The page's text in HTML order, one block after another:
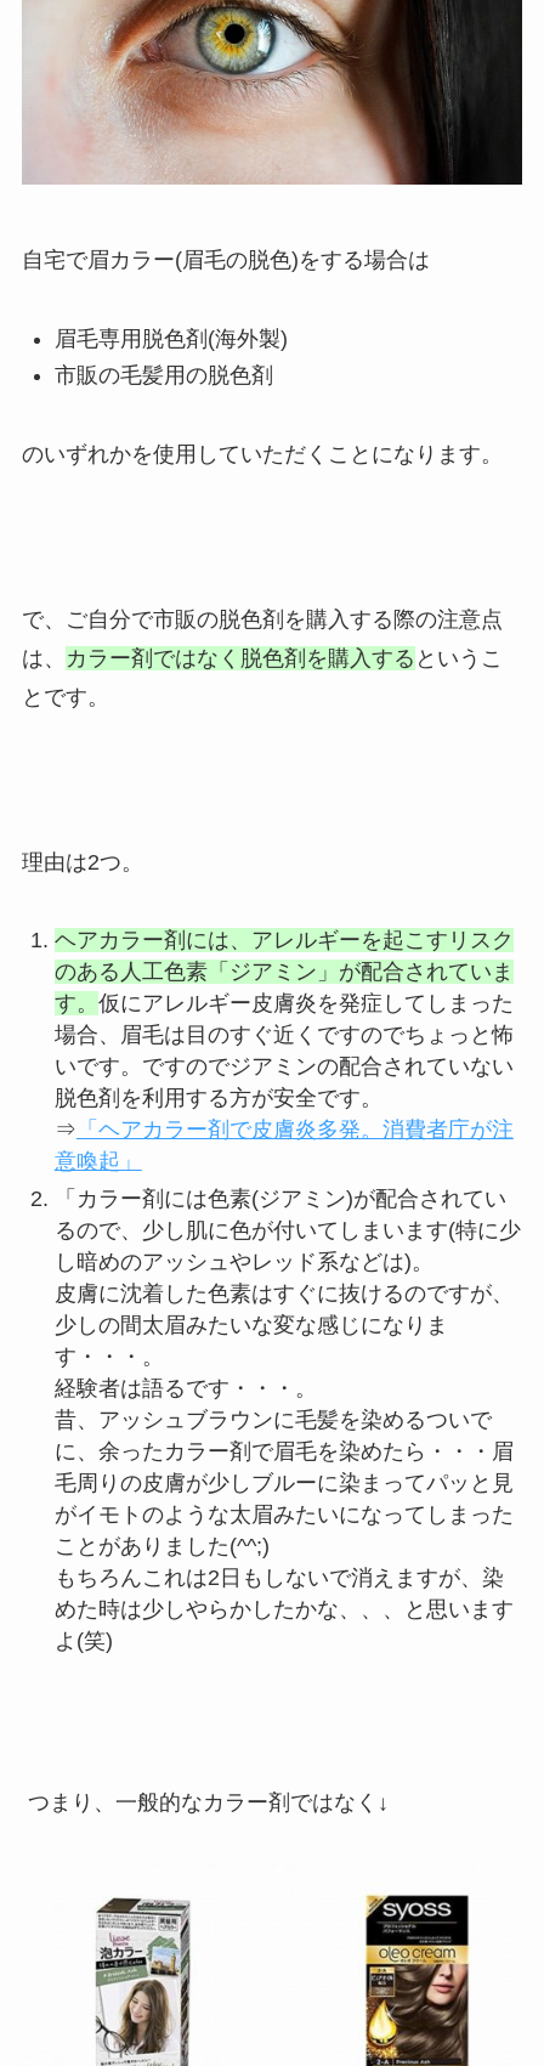
自宅で眉カラー(眉毛の脱色)をする場合は
眉毛専用脱色剤(海外製)
市販の毛髪用の脱色剤
のいずれかを使用していただくことになります。
で、ご自分で市販の脱色剤を購入する際の注意点
は、
カラー剤ではなく脱色剤を購入する というこ
とです。
理由は2つ。
ヘアカラー剤には、アレルギーを起こすリスク
のある人工色素「ジアミン」が配合されていま
す。 仮にアレルギー皮膚炎を発症してしまった
場合、眉毛は目のすぐ近くですのでちょっと怖
いです。ですのでジアミンの配合されていない
脱色剤を利用する方が安全です。
⇒ 「ヘアカラー剤で皮膚炎多発。消費者庁が注
意喚起」
「カラー剤には色素(ジアミン)が配合されてい
るので、少し肌に色が付いてしまいます(特に少
し暗めのアッシュやレッド系などは)。
皮膚に沈着した色素はすぐに抜けるのですが、
少しの間太眉みたいな変な感じになりま
す・・・。
経験者は語るです・・・。
昔、アッシュブラウンに毛髪を染めるついで
に、余ったカラー剤で眉毛を染めたら・・・眉
毛周りの皮膚が少しブルーに染まってパッと見
がイモトのような太眉みたいになってしまった
ことがありました(^^;)
もちろんこれは2日もしないで消えますが、染
めた時は少しやらかしたかな、、、と思います
よ(笑)
つまり、一般的なカラー剤ではなく↓